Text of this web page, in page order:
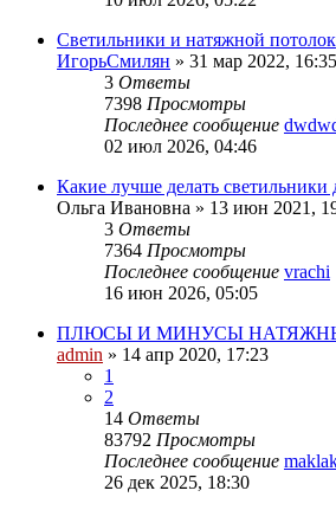
Светильники и натяжной потолок
ИгорьСмилян » 31 мар 2022, 16:35
3 Ответы
7398 Просмотры
Последнее сообщение
02 июл 2026, 04:46
Какие лучше делать светильники
Ольга Ивановна » 13 июн 2021,
3 Ответы
7364 Просмотры
Последнее сообщение vrachi
16 июн 2026, 05:05
ПЛЮСЫ И МИНУСЫ
admin » 14 апр 2020, 17:23
1
2
14 Ответы
83792 Просмотры
Последнее сообщение
26 дек 2025, 18:30